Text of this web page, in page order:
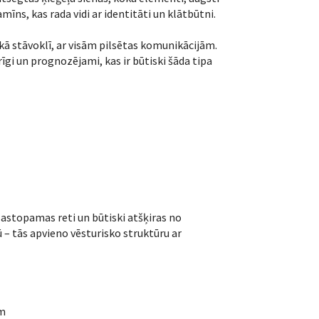
kas rada vidi ar identitāti un klātbūtni.
stāvoklī, ar visām pilsētas komunikācijām.
un prognozējami, kas ir būtiski šāda tipa
reti un būtiski atšķiras no
tās apvieno vēsturisko struktūru ar